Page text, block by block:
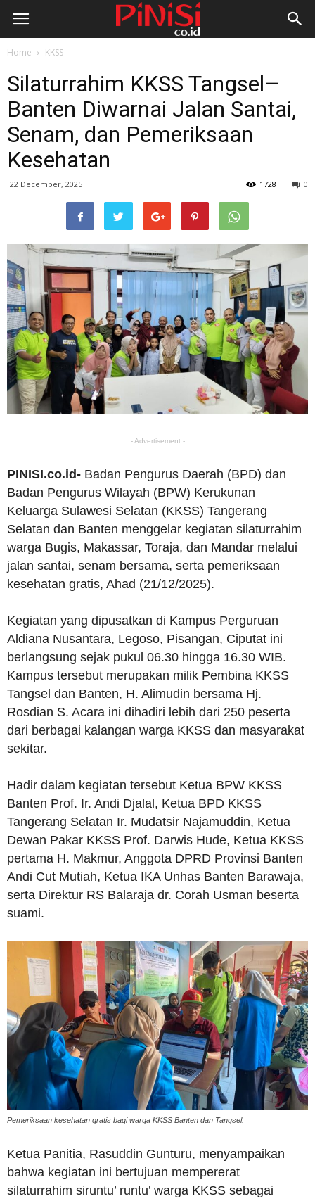
Home KKSS
Silaturrahim KKSS Tangsel–
Banten Diwarnai Jalan Santai,
Senam, dan Pemeriksaan
Kesehatan
22 December, 2025 0
1728
- Advertisement -
PINISI.co.id- Badan Pengurus Daerah (BPD) dan
Badan Pengurus Wilayah (BPW) Kerukunan
Keluarga Sulawesi Selatan (KKSS) Tangerang
Selatan dan Banten menggelar kegiatan silaturrahim
warga Bugis, Makassar, Toraja, dan Mandar melalui
jalan santai, senam bersama, serta pemeriksaan
kesehatan gratis, Ahad (21/12/2025).
Kegiatan yang dipusatkan di Kampus Perguruan
Aldiana Nusantara, Legoso, Pisangan, Ciputat ini
berlangsung sejak pukul 06.30 hingga 16.30 WIB.
Kampus tersebut merupakan milik Pembina KKSS
Tangsel dan Banten, H. Alimudin bersama Hj.
Rosdian S. Acara ini dihadiri lebih dari 250 peserta
dari berbagai kalangan warga KKSS dan masyarakat
sekitar.
Hadir dalam kegiatan tersebut Ketua BPW KKSS
Banten Prof. Ir. Andi Djalal, Ketua BPD KKSS
Tangerang Selatan Ir. Mudatsir Najamuddin, Ketua
Dewan Pakar KKSS Prof. Darwis Hude, Ketua KKSS
pertama H. Makmur, Anggota DPRD Provinsi Banten
Andi Cut Mutiah, Ketua IKA Unhas Banten Barawaja,
serta Direktur RS Balaraja dr. Corah Usman beserta
suami.
Pemeriksaan kesehatan gratis bagi warga KKSS Banten dan Tangsel.
Ketua Panitia, Rasuddin Gunturu, menyampaikan
bahwa kegiatan ini bertujuan mempererat
silaturrahim siruntu’ runtu’ warga KKSS sebagai